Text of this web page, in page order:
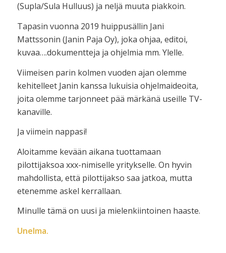
(Supla/Sula Hulluus) ja neljä muuta piakkoin.
Tapasin vuonna 2019 huippusällin Jani
Mattssonin (Janin Paja Oy), joka ohjaa, editoi,
kuvaa….dokumentteja ja ohjelmia mm. Ylelle.
Viimeisen parin kolmen vuoden ajan olemme
kehitelleet Janin kanssa lukuisia ohjelmaideoita,
joita olemme tarjonneet pää märkänä useille TV-
kanaville.
Ja viimein nappasi!
Aloitamme kevään aikana tuottamaan
pilottijaksoa xxx-nimiselle yritykselle. On hyvin
mahdollista, että pilottijakso saa jatkoa, mutta
etenemme askel kerrallaan.
Minulle tämä on uusi ja mielenkiintoinen haaste.
Unelma.